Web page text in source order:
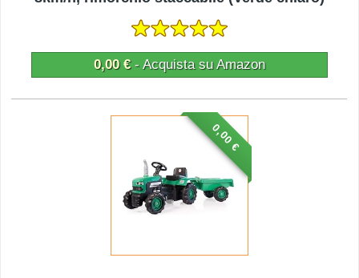
0,00 €- Acquista su Amazon
0,00 €